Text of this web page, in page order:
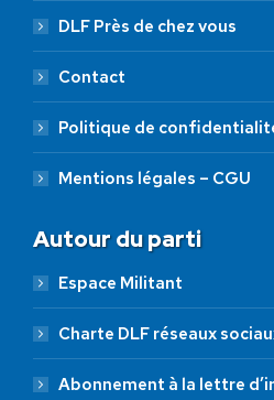
DLF Près de chez vous
Contact
Politique de
Mentions légales – CGU
Autour du parti
Espace Militant
Charte DLF réseaux
Abonnement à la lettre